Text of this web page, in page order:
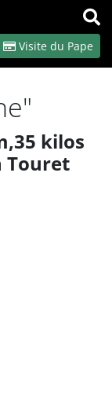
OK
Visite du Pape
kilos
Touret